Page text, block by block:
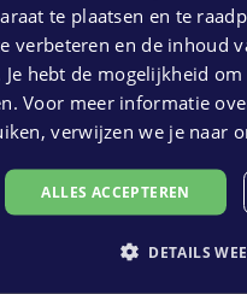
te plaatsen en te
verbeteren en de inhoud
Je hebt de mogelijkheid
Voor meer informatie
verwijzen we je naar
ALLES ACCEPTEREN
DETAILS